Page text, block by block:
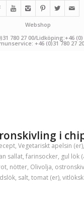
Webshop
780 27 00/Lidköping:+46 (0)
+46 (0)31 780 27 20
i
, Vegetariskt apelsin (er),
sallat, farinsocker, gul lök
, nötter, Olivolja,
, salt, tomat (er),